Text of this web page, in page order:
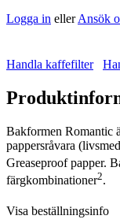
Logga in ellerAnsök
Handla kaffefilter
Bakformen Romantic
pappersråvara
Greaseproof papper.
färgkombinationer2.
Visa beställningsinfo